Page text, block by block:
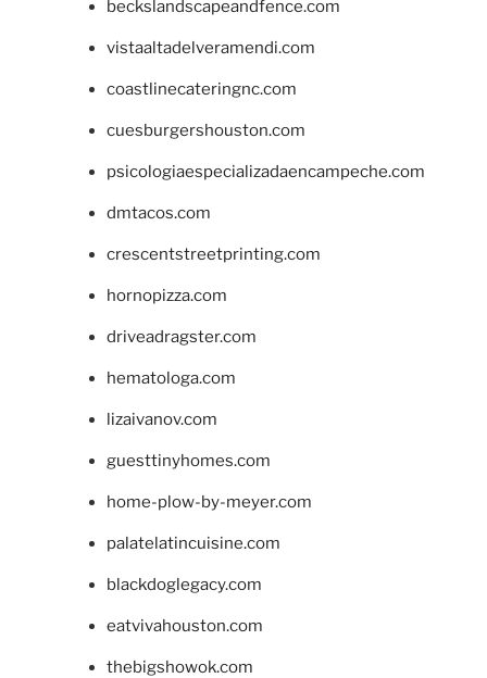
beckslandscapeandfence.com
vistaaltadelveramendi.com
coastlinecateringnc.com
cuesburgershouston.com
psicologiaespecializadaencampeche.com
dmtacos.com
crescentstreetprinting.com
hornopizza.com
driveadragster.com
hematologa.com
lizaivanov.com
guesttinyhomes.com
home-plow-by-meyer.com
palatelatincuisine.com
blackdoglegacy.com
eatvivahouston.com
thebigshowok.com